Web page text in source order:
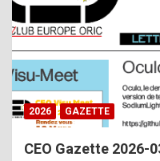
2026 GAZETTE
CEO Gazette 2026-